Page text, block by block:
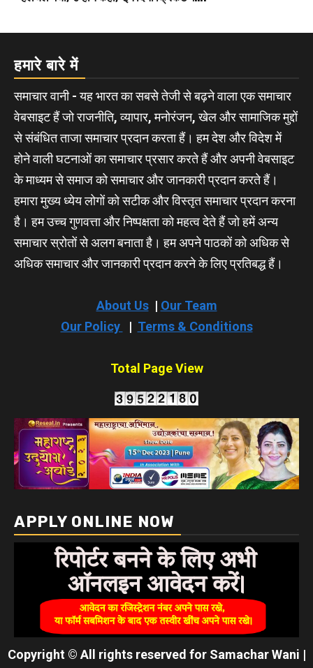
हमारे बारे में
समाचार वानी - यह भारत का सबसे तेजी से बढ़ने वाला एक समाचार
वेबसाइट हैं जो राजनीति, व्यापार, मनोरंजन, खेल और सामाजिक मुद्दों
से संबंधित ताजा समाचार प्रदान करता हैं। हम देश और विदेश में
होने वाली घटनाओं का समाचार प्रसार करते हैं और अपनी वेबसाइट
के माध्यम से समाज को समाचार और जानकारी प्रदान करते हैं।
हमारा मुख्य ध्येय लोगों को सटीक और विस्तृत समाचार प्रदान करना
है। हम उच्च गुणवत्ता और निष्पक्षता को महत्व देते हैं जो हमें अन्य
समाचार स्रोतों से अलग बनाता है। हम अपने पाठकों को अधिक से
अधिक समाचार और जानकारी प्रदान करने के लिए प्रतिबद्ध हैं।
About Us| Our Team
Our Policy
| Terms & Conditions
Total Page View
APPLY ONLINE NOW
Copyright © All rights reserved for Samachar Wani |